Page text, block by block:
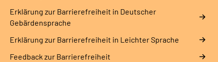
Erklärung zur Barrierefreiheit in Deutscher
Gebärdensprache
Erklärung zur Barrierefreiheit in Leichter Sprache
Feedback zur Barrierefreiheit